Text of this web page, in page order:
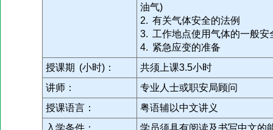
油气)
2. 有关气体安全的法例
3. 工作地点使用气体的一般安
4. 紧急应变的准备
授课期 (小时)：
共须上课3.5小时
讲师：
专业人士或职安局顾问
授课语言：
粤语辅以中文讲义
入学条件：
学员须具有阅读及书写中文的